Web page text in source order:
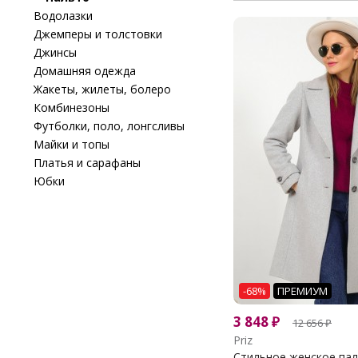
Водолазки
Джемперы и толстовки
Джинсы
Домашняя одежда
Жакеты, жилеты, болеро
Комбинезоны
Футболки, поло, лонгсливы
Майки и топы
Платья и сарафаны
Юбки
-68% ПРЕМИУМ
3 848₽ 12 656₽
Priz